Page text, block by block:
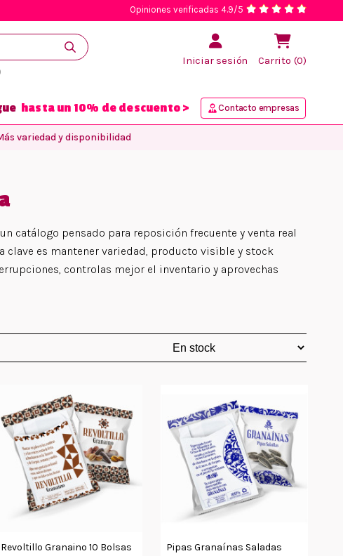
Opiniones verificadas 4.9/5
Iniciar sesión Carrito (0)
hasta un 10% de descuento > Contacto empresas
variedad y disponibilidad
catálogo pensado para reposición frecuente y venta real
clave es mantener variedad, producto visible y stock
controlas mejor el inventario y aprovechas
Revoltillo Granaino 10 Bolsas
Pipas Granaínas Saladas